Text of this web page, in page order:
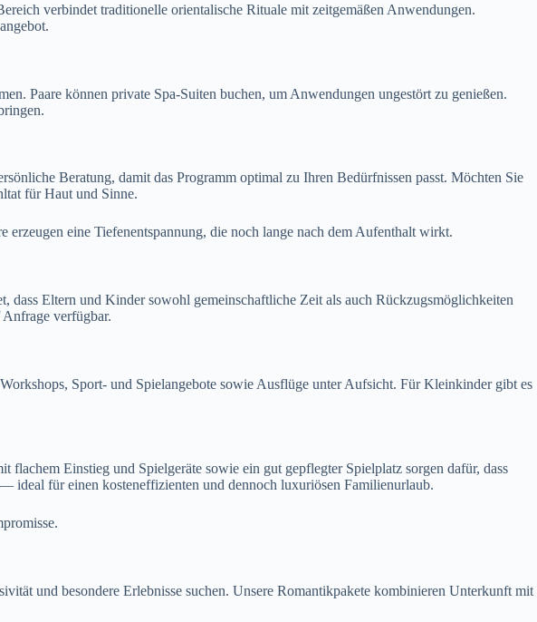
verbindet traditionelle orientalische Rituale mit zeitgemäßen Anwendungen.
Paare können private Spa-Suiten buchen, um Anwendungen ungestört zu genießen.
Beratung, damit das Programm optimal zu Ihren Bedürfnissen passt. Möchten Sie
für Haut und Sinne.
eine Tiefenentspannung, die noch lange nach dem Aufenthalt wirkt.
Eltern und Kinder sowohl gemeinschaftliche Zeit als auch Rückzugsmöglichkeiten
verfügbar.
Sport- und Spielangebote sowie Ausflüge unter Aufsicht. Für Kleinkinder gibt es
Einstieg und Spielgeräte sowie ein gut gepflegter Spielplatz sorgen dafür, dass
ideal für einen kosteneffizienten und dennoch luxuriösen Familienurlaub.
und besondere Erlebnisse suchen. Unsere Romantikpakete kombinieren Unterkunft mit